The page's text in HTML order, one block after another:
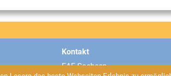
Kontakt
EAF Sachsen